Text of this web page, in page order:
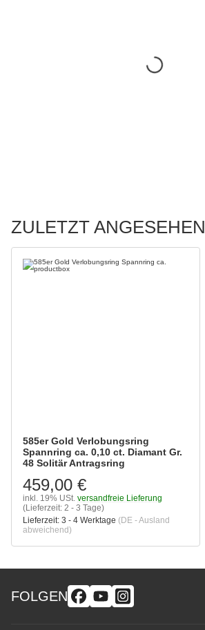
ZULETZT ANGESEHEN
585er Gold Verlobungsring
Spannring ca. 0,10 ct. Diamant Gr.
48 Solitär Antragsring
459,00 €
inkl. 19% USt. versandfreie Lieferung
(Lieferzeit: 2 - 3 Tage)
Lieferzeit: 3 - 4 Werktage (DE - Ausland
abweichend)
FOLGEN